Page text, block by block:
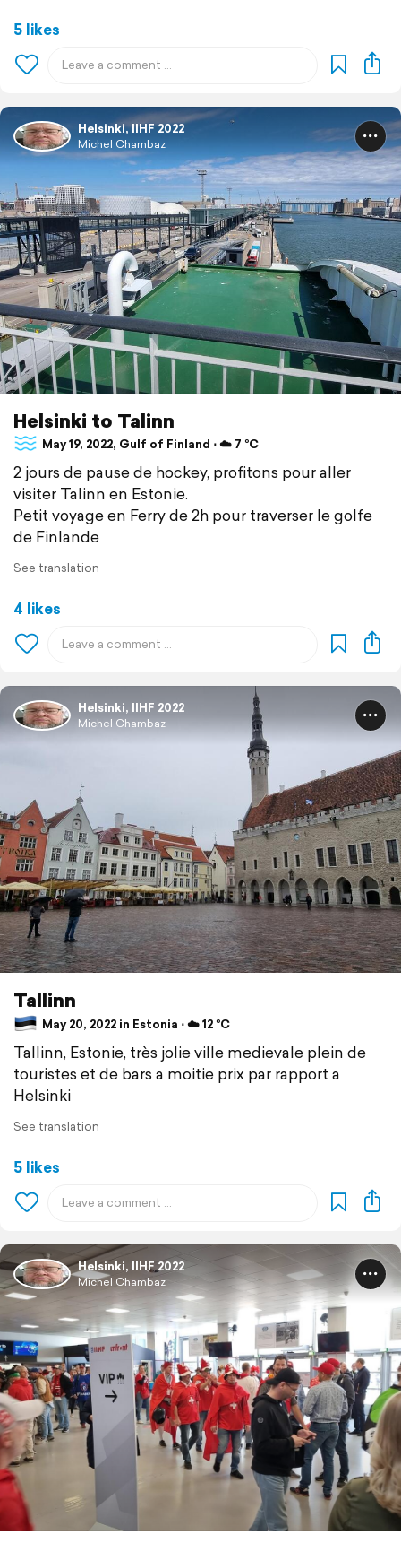
5 likes
Helsinki, IIHF 2022
Michel Chambaz
Helsinki to Talinn
May 19, 2022, Gulf of Finland ⋅ ☁️ 7 °C
2 jours de pause de hockey, profitons pour aller
visiter Talinn en Estonie.
Petit voyage en Ferry de 2h pour traverser le golfe
de Finlande
See translation
4 likes
Helsinki, IIHF 2022
Michel Chambaz
Tallinn
May 20, 2022 in Estonia ⋅ ☁️ 12 °C
Tallinn, Estonie, très jolie ville medievale plein de
touristes et de bars a moitie prix par rapport a
Helsinki
See translation
5 likes
Helsinki, IIHF 2022
Michel Chambaz